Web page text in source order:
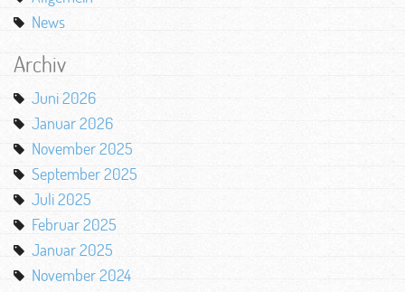
News
Archiv
Juni 2026
Januar 2026
November 2025
September 2025
Juli 2025
Februar 2025
Januar 2025
November 2024